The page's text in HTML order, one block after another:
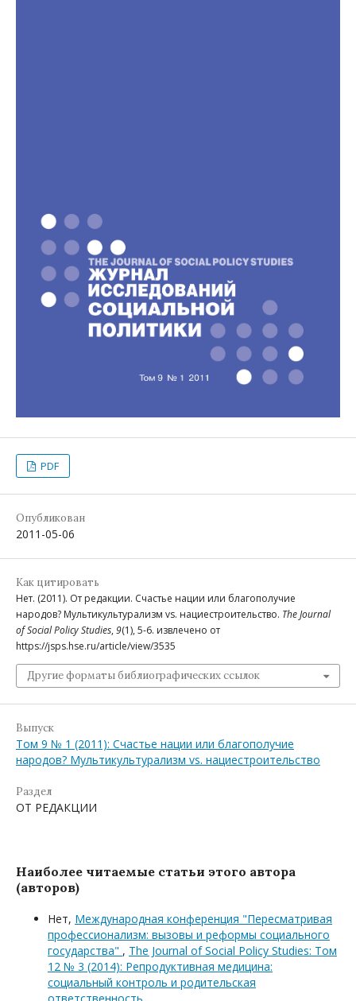
PDF
Опубликован
2011-05-06
Как цитировать
Нет. (2011). От редакции. Счастье нации или благополучие
народов? Мультикультурализм vs. нациестроительство. The Journal
of Social Policy Studies, 9(1), 5-6. извлечено от
https://jsps.hse.ru/article/view/3535
Другие форматы библиографических ссылок
Выпуск
Том 9 № 1 (2011): Счастье нации или благополучие
народов? Мультикультурализм vs. нациестроительство
Раздел
ОТ РЕДАКЦИИ
Наиболее читаемые статьи этого автора
(авторов)
Нет, Международная конференция "Пересматривая
профессионализм: вызовы и реформы социального
государства" , The Journal of Social Policy Studies: Том
12 № 3 (2014): Репродуктивная медицина:
социальный контроль и родительская